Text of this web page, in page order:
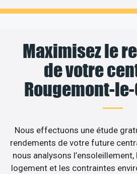
Maximisez le
de votre
Rougemont-
Nous effectuons une étude
rendements de votre future
nous analysons
logement et les contraintes